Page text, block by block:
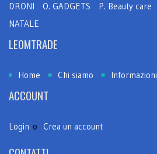
DRONI
O. GADGETS P. Beauty care
NATALE
LEOMTRADE
Home Chi siamo Informazioni
ACCOUNT
Login o Crea un account